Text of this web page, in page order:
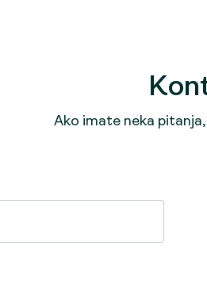
Ako imate neka